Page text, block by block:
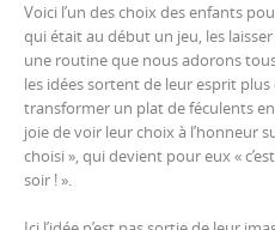
Voici l’un des choix des enfants
qui était au début un jeu, les
une routine que nous adorons
les idées sortent de leur esprit plus
transformer un plat de féculents
joie de voir leur choix à l’honneur
choisi », qui devient pour eux «
soir ! ».